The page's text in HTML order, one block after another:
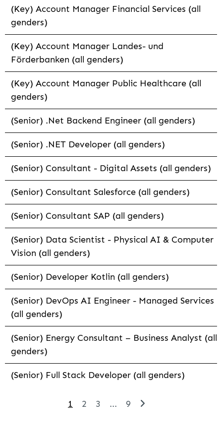
(Key) Account Manager Financial Services (all
genders)
(Key) Account Manager Landes- und
Förderbanken (all genders)
(Key) Account Manager Public Healthcare (all
genders)
(Senior) .Net Backend Engineer (all genders)
(Senior) .NET Developer (all genders)
(Senior) Consultant - Digital Assets (all genders)
(Senior) Consultant Salesforce (all genders)
(Senior) Consultant SAP (all genders)
(Senior) Data Scientist - Physical AI & Computer
Vision (all genders)
(Senior) Developer Kotlin (all genders)
(Senior) DevOps AI Engineer - Managed Services
(all genders)
(Senior) Energy Consultant – Business Analyst (all
genders)
(Senior) Full Stack Developer (all genders)
1 2 3 ... 9